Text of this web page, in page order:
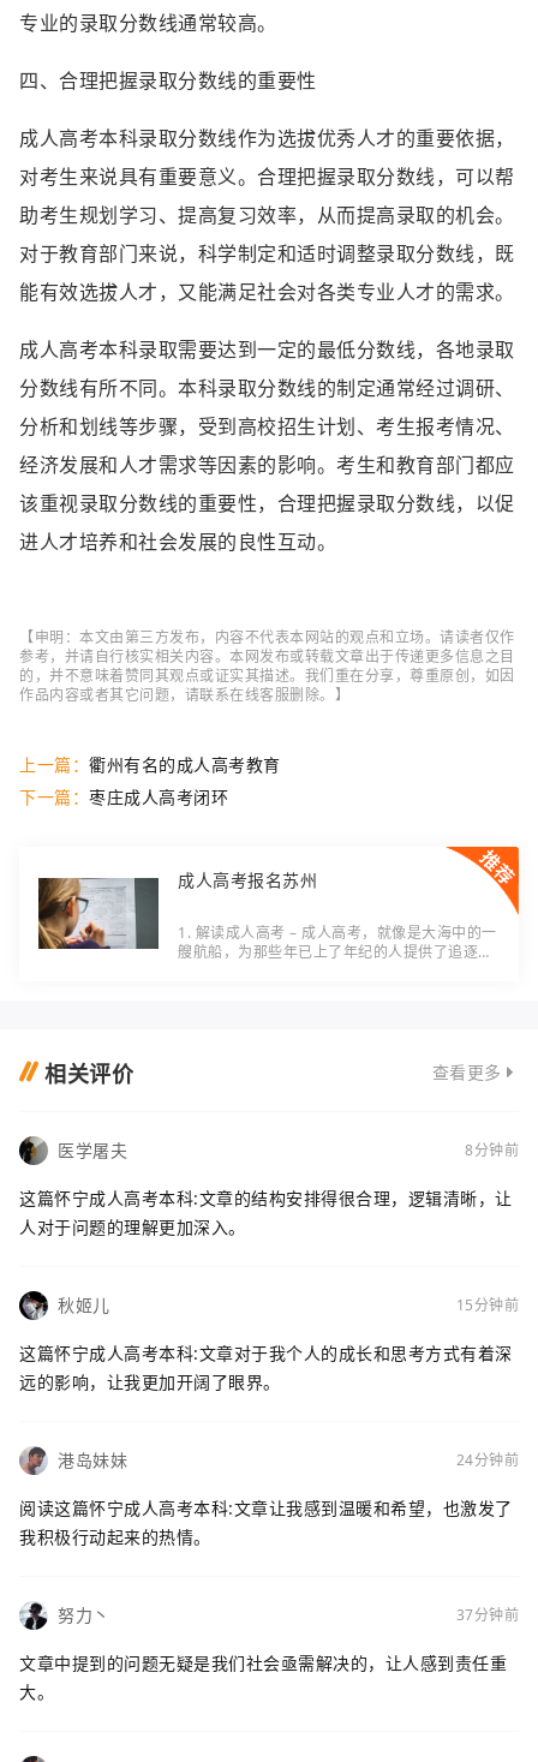
专业的录取分数线通常较高。
四、合理把握录取分数线的重要性
成人高考本科录取分数线作为选拔优秀人才的重要依据，
对考生来说具有重要意义。合理把握录取分数线，可以帮
助考生规划学习、提高复习效率，从而提高录取的机会。
对于教育部门来说，科学制定和适时调整录取分数线，既
能有效选拔人才，又能满足社会对各类专业人才的需求。
成人高考本科录取需要达到一定的最低分数线，各地录取
分数线有所不同。本科录取分数线的制定通常经过调研、
分析和划线等步骤，受到高校招生计划、考生报考情况、
经济发展和人才需求等因素的影响。考生和教育部门都应
该重视录取分数线的重要性，合理把握录取分数线，以促
进人才培养和社会发展的良性互动。
【申明：本文由第三方发布，内容不代表本网站的观点和立场。请读者仅作
参考，并请自行核实相关内容。本网发布或转载文章出于传递更多信息之目
的，并不意味着赞同其观点或证实其描述。我们重在分享，尊重原创，如因
作品内容或者其它问题，请联系在线客服删除。】
上一篇： 衢州有名的成人高考教育
下一篇： 枣庄成人高考闭环
成人高考报名苏州
1. 解读成人高考 – 成人高考，就像是大海中的一
艘航船，为那些年已上了年纪的人提供了追逐梦
相关评价 查看更多
医学屠夫 8分钟前
这篇怀宁成人高考本科:文章的结构安排得很合理，逻辑清晰，让
人对于问题的理解更加深入。
秋姬儿 15分钟前
这篇怀宁成人高考本科:文章对于我个人的成长和思考方式有着深
远的影响，让我更加开阔了眼界。
港岛妹妹 24分钟前
阅读这篇怀宁成人高考本科:文章让我感到温暖和希望，也激发了
我积极行动起来的热情。
努力丶 37分钟前
文章中提到的问题无疑是我们社会亟需解决的，让人感到责任重
大。